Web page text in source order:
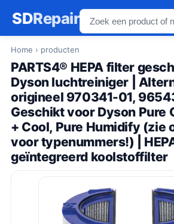
SDRepair
Home › producten
PARTS4® HEPA filter
Dyson luchtreiniger |
origineel 970341-01,
Geschikt voor Dyson Pure
+ Cool, Pure Humidify (zie
voor typenummers!) |
geïntegreerd koolstoffilter